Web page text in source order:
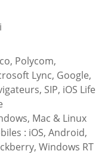
Polycom,
Lync, Google,
SIP, iOS Life
Mac & Linux
: iOS, Android,
Windows RT